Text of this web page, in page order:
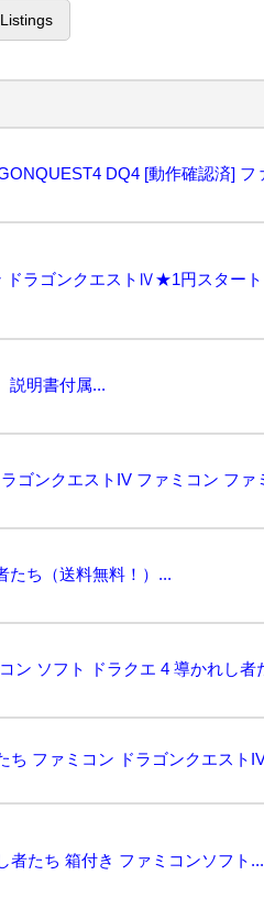
明書付属...
ち（送料無料！）...
者たち 箱付き ファミコンソフト...